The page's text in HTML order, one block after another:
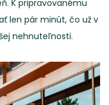
K pripravovanému
len pár minút, čo už v
nehnuteľnosti.